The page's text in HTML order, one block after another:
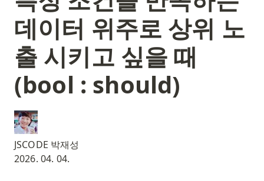
데이터 위주로 상위 노
출 시키고 싶을 때
(bool : should)
JSCODE 박재성
2026. 04. 04.